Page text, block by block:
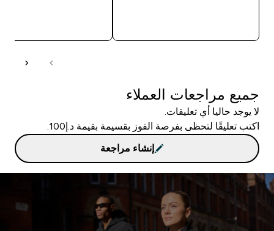
جميع مراجعات العملاء
لا يوجد حاليا أي تعليقات.
اكتب تعليقًا لتحظى بفرصة الفوز بقسيمة بقيمة د.إ100.
إنشاء مراجعة